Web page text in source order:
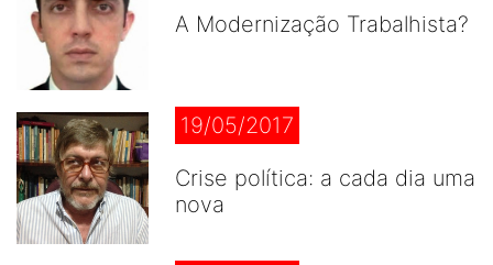
A Modernização Trabalhista?
19/05/2017
Crise política: a cada dia uma
nova